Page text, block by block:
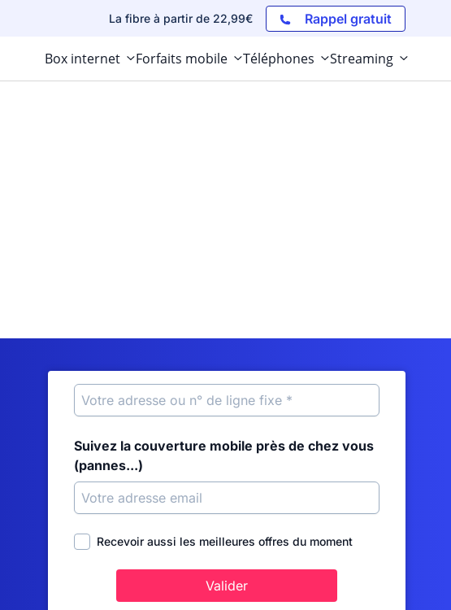
La fibre à partir de 22,99€ Rappel gratuit
Box internet Forfaits mobile Téléphones Streaming
Suivez la couverture mobile près de chez vous
(pannes...)
Recevoir aussi les meilleures offres du moment
Valider